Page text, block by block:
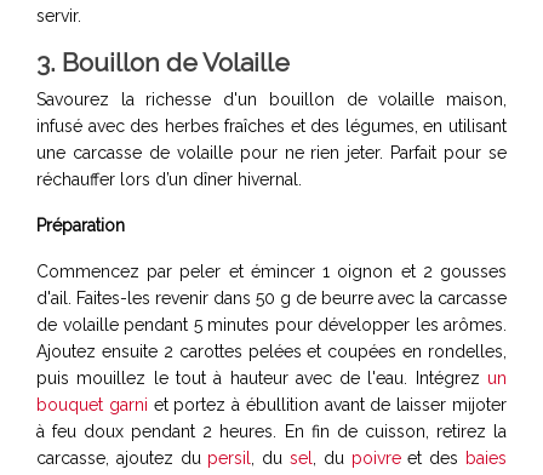
servir.
3. Bouillon de Volaille
Savourez la richesse d'un bouillon de volaille maison,
infusé avec des herbes fraîches et des légumes, en utilisant
une carcasse de volaille pour ne rien jeter. Parfait pour se
réchauffer lors d’un dîner hivernal.
Préparation
Commencez par peler et émincer 1 oignon et 2 gousses
d'ail. Faites-les revenir dans 50 g de beurre avec la carcasse
de volaille pendant 5 minutes pour développer les arômes.
Ajoutez ensuite 2 carottes pelées et coupées en rondelles,
puis mouillez le tout à hauteur avec de l'eau. Intégrez un
bouquet garni et portez à ébullition avant de laisser mijoter
à feu doux pendant 2 heures. En fin de cuisson, retirez la
carcasse, ajoutez du persil , dusel , du poivreet des baies